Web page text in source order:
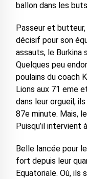
ballon dans les
Passeur et
décisif pour son
assauts, le Burkina
Quelques peu
poulains du coach
Lions aux 71 eme
dans leur orgueil,
87e minute. Mais,
Puisqu’il intervient
Belle lancée pour
fort depuis leur
Equatoriale. Où,